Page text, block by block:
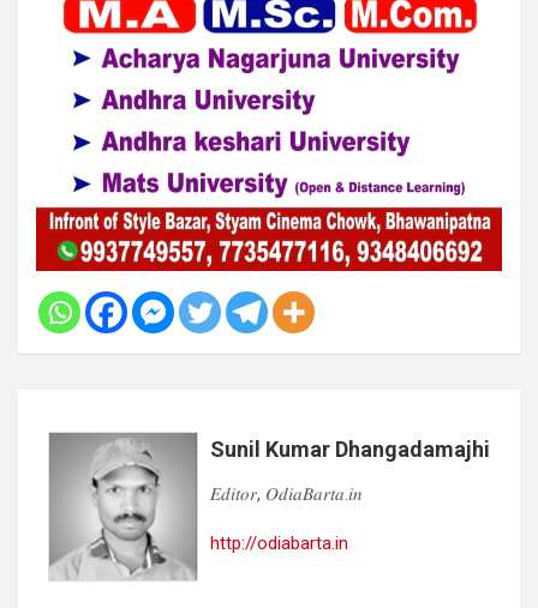
Sunil Kumar Dhangadamajhi
𝐸𝑑𝑖𝑡𝑜𝑟, 𝑂𝑑𝑖𝑎𝐵𝑎𝑟𝑡𝑎.𝑖𝑛
http://odiabarta.in